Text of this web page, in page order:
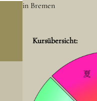
in Bremen
Kursübersicht: